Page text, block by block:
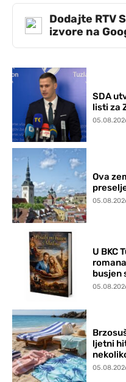
Dodajte RTV
izvore na
SDA
listi za
Ova
U BKC
busjen
ljetni